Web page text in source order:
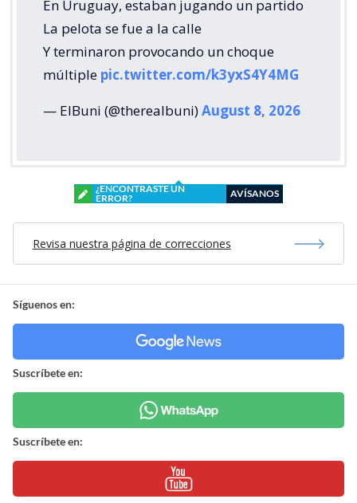
En Uruguay, estaban jugando un partido
La pelota se fue a la calle
Y terminaron provocando un choque
múltiple pic.twitter.com/k3yxS4Y4MG
— ElBuni (@therealbuni)August 8, 2026
¿ENCONTRASTE UN
ERROR?
AVÍSANOS
Revisa nuestra página de correcciones
Síguenos en:
Suscríbete en:
Suscríbete en: